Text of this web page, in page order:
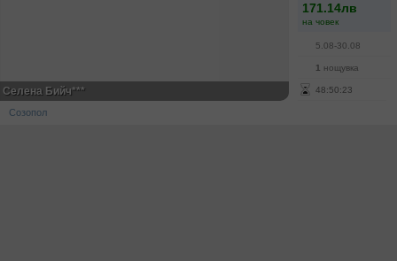
171.14лв
на човек
5.08-30.08
1 нощувка
48:50:23
Селена Бийч***
Созопол